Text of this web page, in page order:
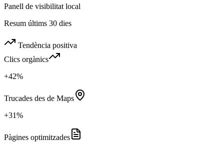
Panell de visibilitat local
Resum últims 30 dies
Tendència positiva
Clics orgànics
+42%
Trucades des de Maps
+31%
Pàgines optimitzades